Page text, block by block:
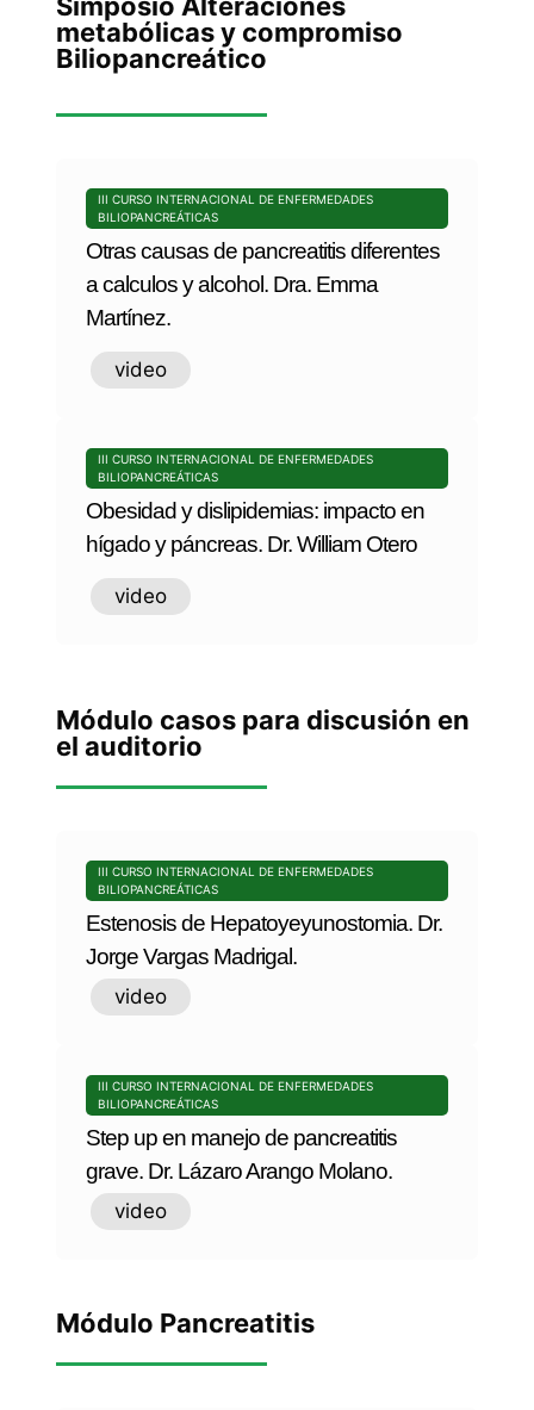
metabólicas y compromiso
Biliopancreático
III CURSO INTERNACIONAL DE ENFERMEDADES
BILIOPANCREÁTICAS
Otras causas de pancreatitis diferentes
a calculos y alcohol. Dra. Emma
Martínez.
video
III CURSO INTERNACIONAL DE ENFERMEDADES
BILIOPANCREÁTICAS
Obesidad y dislipidemias: impacto en
hígado y páncreas. Dr. William Otero
video
Módulo casos para discusión en
el auditorio
III CURSO INTERNACIONAL DE ENFERMEDADES
BILIOPANCREÁTICAS
Estenosis de Hepatoyeyunostomia. Dr.
Jorge Vargas Madrigal.
video
III CURSO INTERNACIONAL DE ENFERMEDADES
BILIOPANCREÁTICAS
Step up en manejo de pancreatitis
grave. Dr. Lázaro Arango Molano.
video
Módulo Pancreatitis